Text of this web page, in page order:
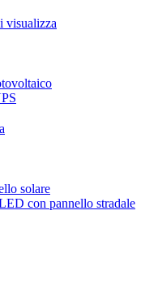
visualizza
solare
con pannello stradale